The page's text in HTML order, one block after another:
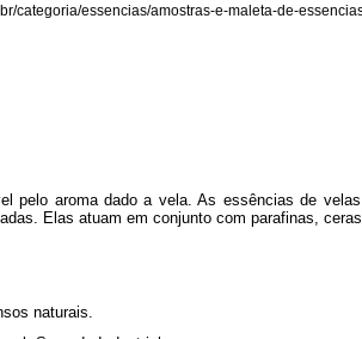
categoria/essencias/amostras-e-maleta-de-
pelo aroma dado a vela. As essências de
Elas atuam em conjunto com parafinas,
naturais.